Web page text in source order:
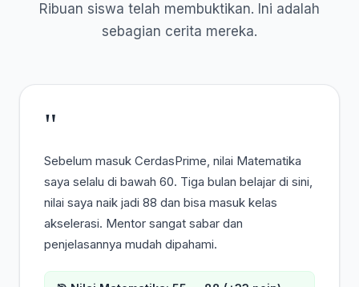
Ribuan siswa telah membuktikan. Ini adalah
sebagian cerita mereka.
"
Sebelum masuk CerdasPrime, nilai Matematika
saya selalu di bawah 60. Tiga bulan belajar di sini,
nilai saya naik jadi 88 dan bisa masuk kelas
akselerasi. Mentor sangat sabar dan
penjelasannya mudah dipahami.